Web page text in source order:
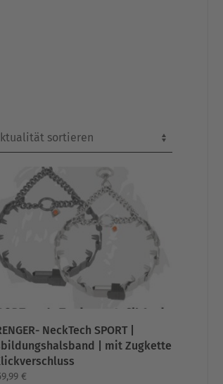
NeckTech SPORT |
| mit Zugkette
€